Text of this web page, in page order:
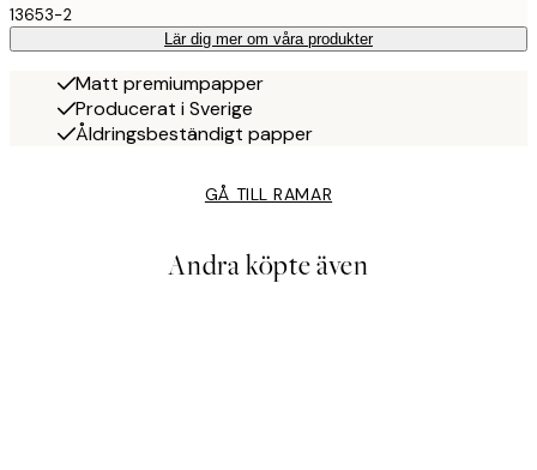
13653-2
Lär dig mer om våra produkter
Matt premiumpapper
Producerat i Sverige
Åldringsbeständigt papper
GÅ TILL RAMAR
Andra köpte även